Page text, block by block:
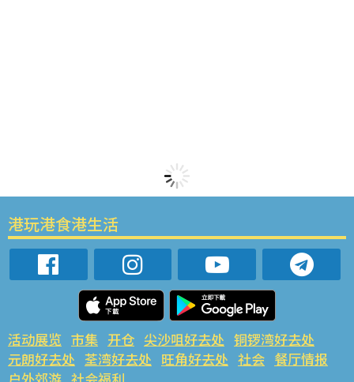
港玩港食港生活
活动展览 市集 开仓 尖沙咀好去处 铜锣湾好去处
元朗好去处 荃湾好去处 旺角好去处 社会 餐厅情报